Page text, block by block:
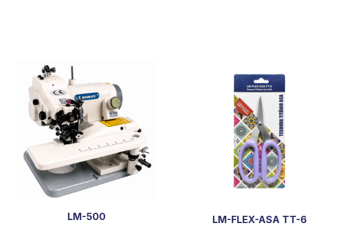
LM-500 LM-FLEX-ASA TT-6